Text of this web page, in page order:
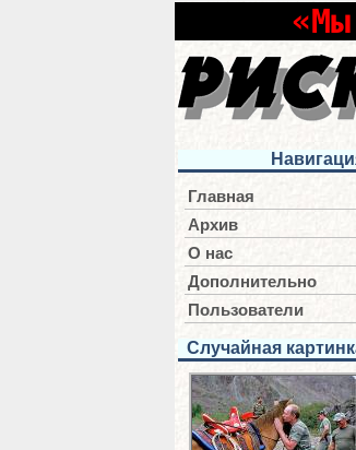
Главная
Архив
О нас
Дополнительно
Пользователи
Случайная